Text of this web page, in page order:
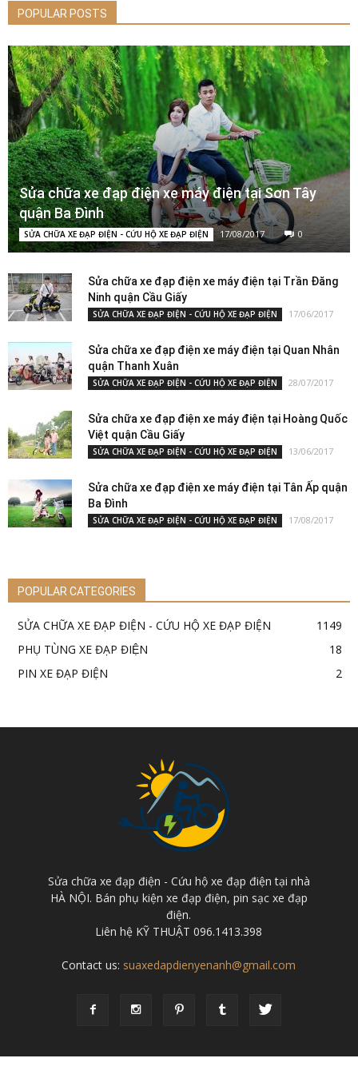
POPULAR POSTS
Sửa chữa xe đạp điện xe máy điện tại Sơn Tây
quận Ba Đình
SỬA CHỮA XE ĐẠP ĐIỆN - CỨU HỘ XE ĐẠP ĐIỆN 17/08/2017 0
Sửa chữa xe đạp điện xe máy điện tại Trần Đăng
Ninh quận Cầu Giấy
SỬA CHỮA XE ĐẠP ĐIỆN - CỨU HỘ XE ĐẠP ĐIỆN 17/06/2017
Sửa chữa xe đạp điện xe máy điện tại Quan Nhân
quận Thanh Xuân
SỬA CHỮA XE ĐẠP ĐIỆN - CỨU HỘ XE ĐẠP ĐIỆN 28/07/2017
Sửa chữa xe đạp điện xe máy điện tại Hoàng Quốc
Việt quận Cầu Giấy
SỬA CHỮA XE ĐẠP ĐIỆN - CỨU HỘ XE ĐẠP ĐIỆN 13/06/2017
Sửa chữa xe đạp điện xe máy điện tại Tân Ấp quận
Ba Đình
SỬA CHỮA XE ĐẠP ĐIỆN - CỨU HỘ XE ĐẠP ĐIỆN 17/08/2017
POPULAR CATEGORIES
SỬA CHỮA XE ĐẠP ĐIỆN - CỨU HỘ XE ĐẠP ĐIỆN
1149
PHỤ TÙNG XE ĐẠP ĐIỆN
18
PIN XE ĐẠP ĐIỆN
2
Sửa chữa xe đạp điện - Cứu hộ xe đạp điện tại nhà
HÀ NỘI. Bán phụ kiện xe đạp điện, pin sạc xe đạp
điện.
Liên hệ KỸ THUẬT 096.1413.398
Contact us: suaxedapdienyenanh@gmail.com